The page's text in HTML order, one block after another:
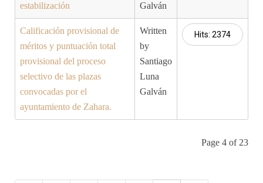
estabilización
Galván
Calificación provisional de
méritos y puntuación total
provisional del proceso
selectivo de las plazas
convocadas por el
ayuntamiento de Zahara.
Written
by
Santiago
Luna
Galván
Hits: 2374
Page 4 of 23